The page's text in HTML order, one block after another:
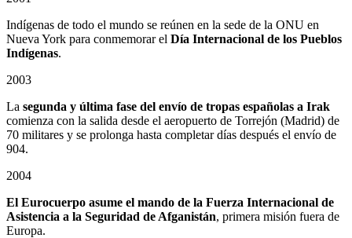
Indígenas de todo el mundo se reúnen en la sede de la ONU en
Nueva York para conmemorar el Día Internacional de los Pueblos
Indígenas.
2003
La segunda y última fase del envío de tropas españolas a Irak
comienza con la salida desde el aeropuerto de Torrejón (Madrid) de
70 militares y se prolonga hasta completar días después el envío de
904.
2004
El Eurocuerpo asume el mando de la Fuerza Internacional de
Asistencia a la Seguridad de Afganistán, primera misión fuera de
Europa.